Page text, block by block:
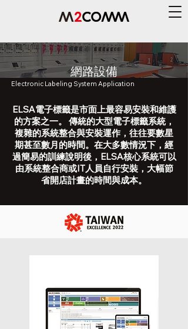
網路設備
Electronic Labeling System Application
ELSA電子標籤是市面上最容易安裝和維護
的方案之一。 傳統的大型電子標籤系統，
複雜的系統整合與安裝運作，往往要數星
期甚至數月的時間。在大多數情況下，經
過簡易的訓練說明後，ELSA核心系統可以
由系統整合商或IT人員自行安裝，大幅節
省開店計畫的時間與成本。